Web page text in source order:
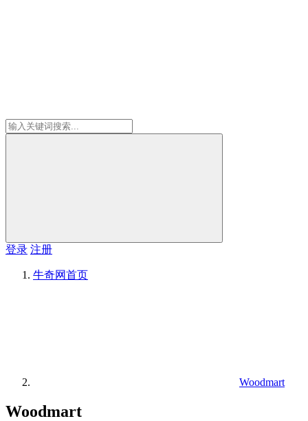
登录 注册
牛奇网首页
Woodmart
Woodmart